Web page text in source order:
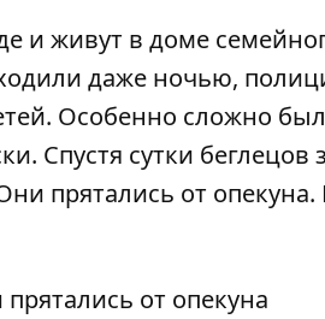
и живут в доме
даже ночью,
Особенно сложно
Спустя сутки беглецов
прятались от